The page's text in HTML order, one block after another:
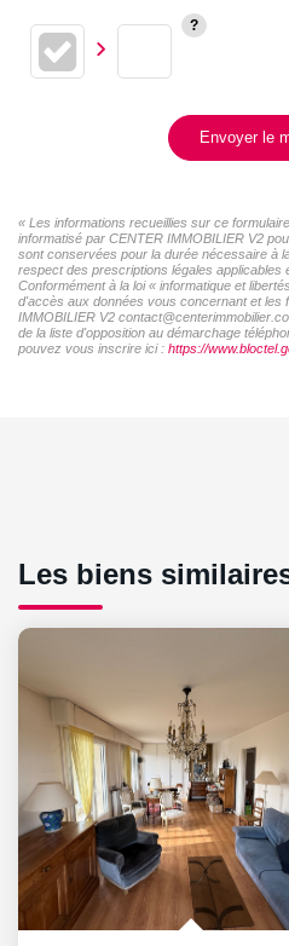
Envoyer le
« Les informations recueillies sur ce
informatisé par CENTER IMMOBILIER V2
sont conservées pour la durée nécessaire à
respect des prescriptions légales applicables
Conformément à la loi « informatique et
d'accès aux données vous concernant et les
IMMOBILIER V2
de la liste d'opposition au démarchage
pouvez vous inscrire ici : https://
Les biens